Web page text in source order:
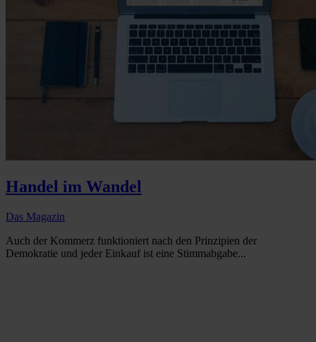
Handel im Wandel
Das Magazin
Auch der Kommerz funktioniert nach den Prinzipien der
Demokratie und jeder Einkauf ist eine Stimmabgabe...